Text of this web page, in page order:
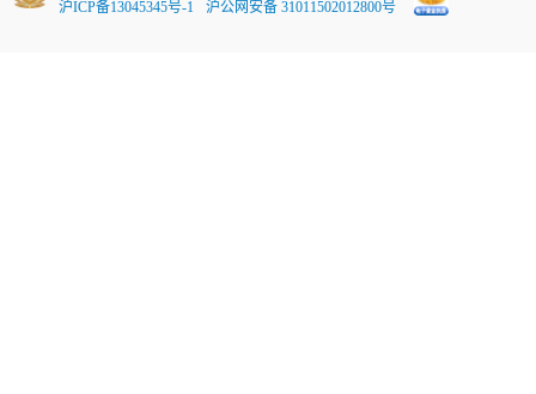
沪ICP备13045345号-1
沪公网安备 31011502012800号